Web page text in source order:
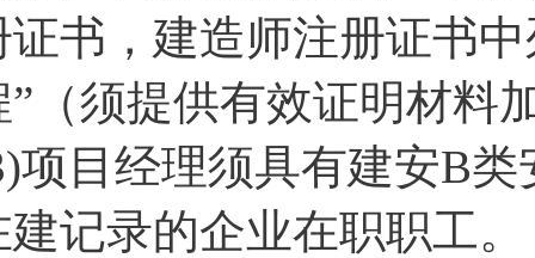
证书，建造师注册证书
”（须提供有效证明材料
项目经理须具有建安B
建记录的企业在职职工